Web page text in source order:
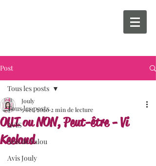
Post
Tous les posts
AVIS
Avis de Valou
Avis Jouly
Tous les posts
OUI ou NON, Peut-être - Vi
Keeland
Jouly
5 oct. 2020 2 min de lecture